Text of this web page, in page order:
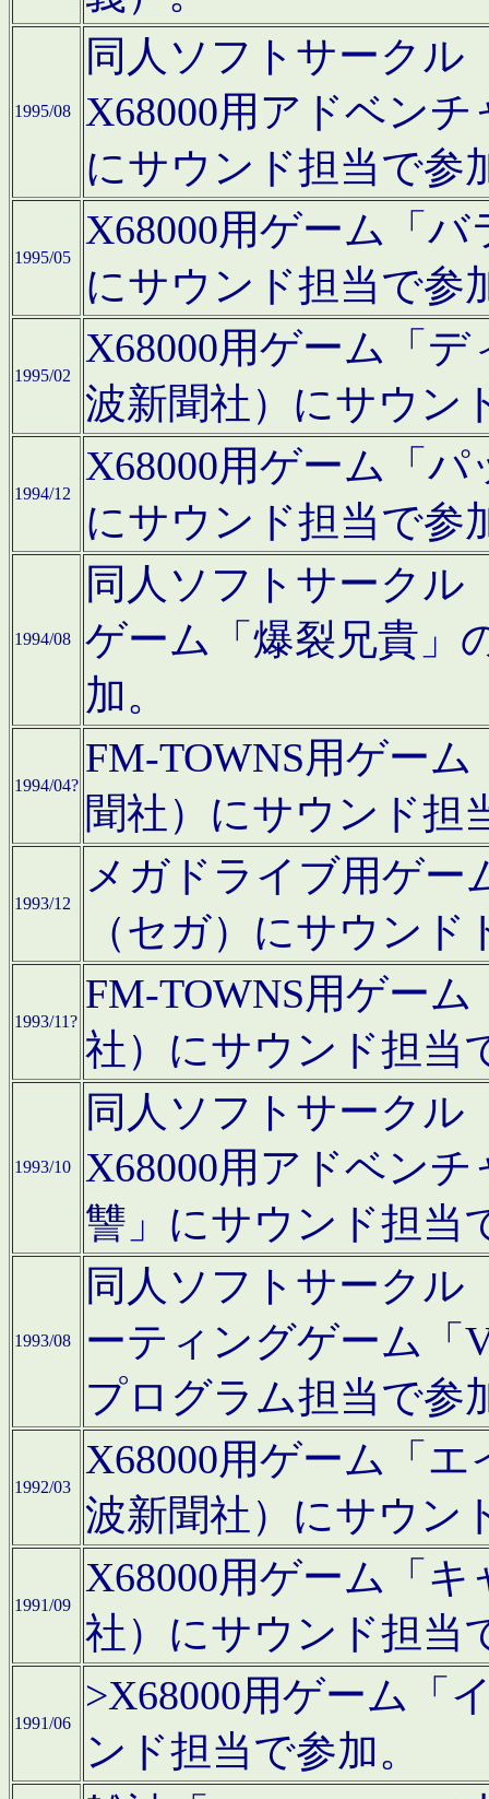
1995/08
同人ソフトサークル
X68000用アドベン
にサウンド担当で参
1995/05
X68000用ゲーム「
にサウンド担当で参
1995/02
X68000用ゲーム「
波新聞社）にサウン
1994/12
X68000用ゲーム「
にサウンド担当で参
1994/08
同人ソフトサークル
ゲーム「爆裂兄貴」
加。
1994/04?
FM-TOWNS用ゲー
聞社）にサウンド担
1993/12
メガドライブ用ゲー
（セガ）にサウン
1993/11?
FM-TOWNS用ゲー
社）にサウンド担当
1993/10
同人ソフトサークル
X68000用アドベン
讐」にサウンド担当
1993/08
同人ソフトサークル
ーティングゲーム「
プログラム担当で参
1992/03
X68000用ゲーム「
波新聞社）にサウン
1991/09
X68000用ゲーム「
社）にサウンド担当
1991/06
>X68000用ゲーム「
ンド担当で参加。